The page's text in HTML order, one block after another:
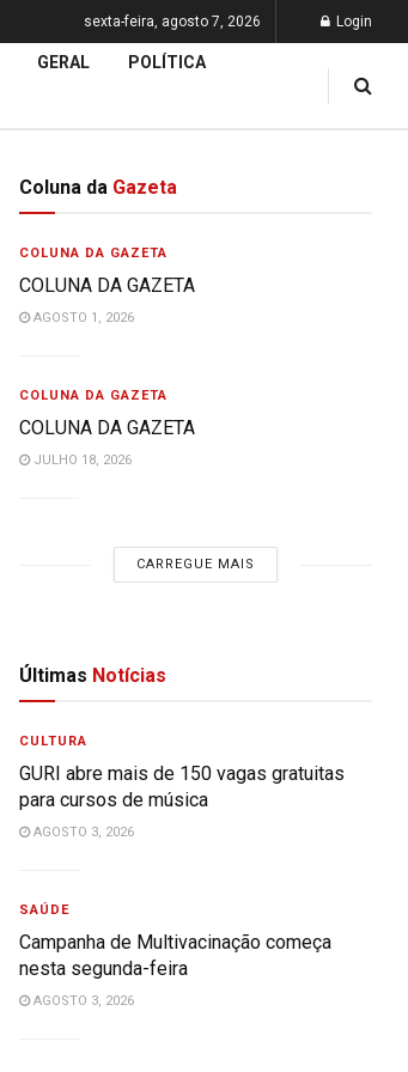
sexta-feira, agosto 7, 2026 Login
GERAL POLÍTICA
Coluna da Gazeta
COLUNA DA GAZETA
COLUNA DA GAZETA
AGOSTO 1, 2026
COLUNA DA GAZETA
COLUNA DA GAZETA
JULHO 18, 2026
CARREGUE MAIS
Últimas Notícias
CULTURA
GURI abre mais de 150 vagas gratuitas
para cursos de música
AGOSTO 3, 2026
SAÚDE
Campanha de Multivacinação começa
nesta segunda-feira
AGOSTO 3, 2026